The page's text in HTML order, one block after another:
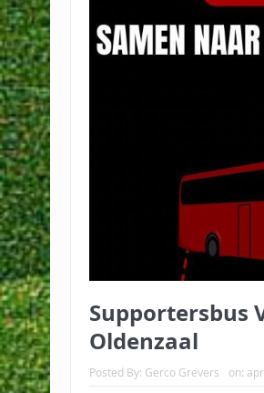
Supportersbus
Oldenzaal
Posted By: Gerco Grevers on: